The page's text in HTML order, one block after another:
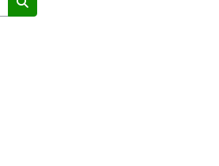
Leita að áfanga